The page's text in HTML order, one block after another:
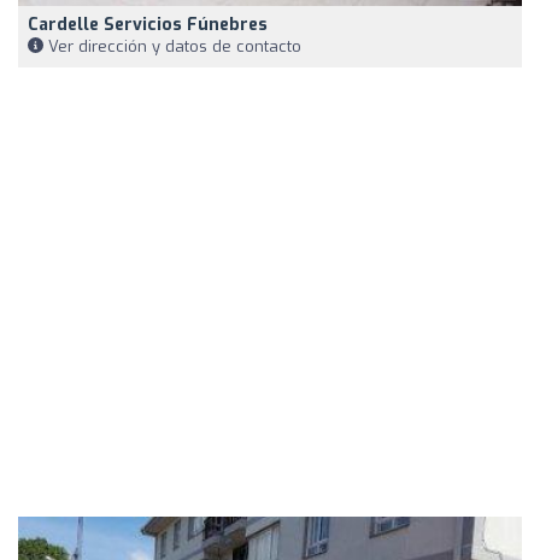
Cardelle Servicios Fúnebres
Ver dirección y datos de contacto